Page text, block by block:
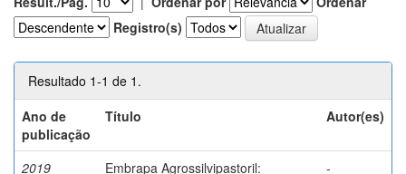
Registro(s)
Resultado 1-1 de 1.
Ano de
publicação
Título Autor(es)
2019
Embrapa Agrossilvipastoril:
-